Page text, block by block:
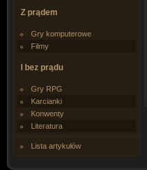
Z prądem
Gry komputerowe
Filmy
I bez prądu
Gry RPG
Karcianki
Konwenty
Literatura
Lista artykułów